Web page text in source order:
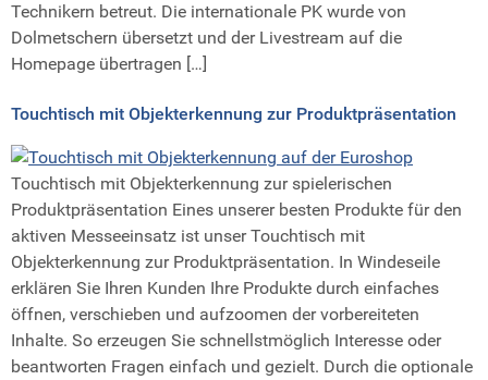
Technikern betreut. Die internationale PK wurde von
Dolmetschern übersetzt und der Livestream auf die
Homepage übertragen […]
Touchtisch mit Objekterkennung zur Produktpräsentation
Touchtisch mit Objekterkennung zur spielerischen
Produktpräsentation Eines unserer besten Produkte für den
aktiven Messeeinsatz ist unser Touchtisch mit
Objekterkennung zur Produktpräsentation. In Windeseile
erklären Sie Ihren Kunden Ihre Produkte durch einfaches
öffnen, verschieben und aufzoomen der vorbereiteten
Inhalte. So erzeugen Sie schnellstmöglich Interesse oder
beantworten Fragen einfach und gezielt. Durch die optionale